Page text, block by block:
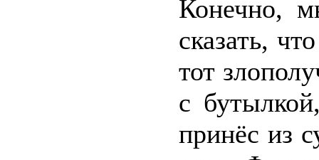
Конечно,
сказать,
тот
с
принёс из